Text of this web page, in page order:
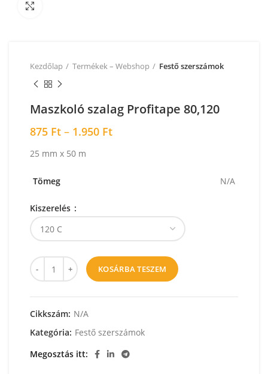
Kezdőlap Termékek – Webshop Festő szerszámok
Maszkoló szalag Profitape 80,120
875 Ft – 1.950 Ft
25 mm x 50 m
Tömeg N/A
Kiszerelés
KOSÁRBA TESZEM
Cikkszám: N/A
Kategória: Festő szerszámok
Megosztás itt